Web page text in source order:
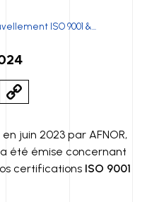
ISO 9001 &...
C
P
Y
juin 2023 par AFNOR,
été émise concernant
certifications ISO 9001